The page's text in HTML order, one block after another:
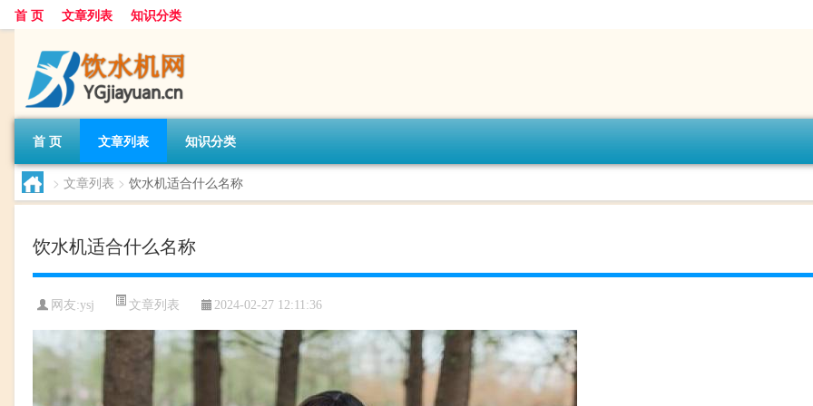
首 页 文章列表 知识分类
首 页 文章列表 知识分类
> 文章列表 > 饮水机适合什么名称
饮水机适合什么名称
网友:ysj 文章列表 2024-02-27 12:11:36